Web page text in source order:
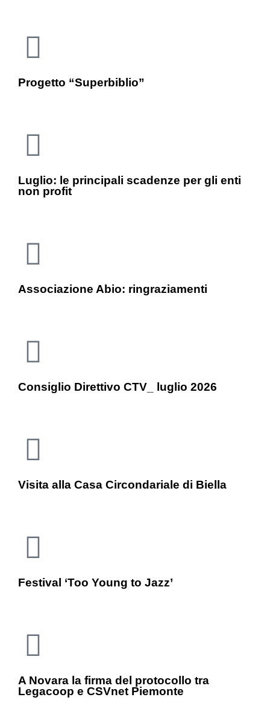
Progetto “Superbiblio”
Luglio: le principali scadenze per gli enti
non profit
Associazione Abio: ringraziamenti
Consiglio Direttivo CTV_ luglio 2026
Visita alla Casa Circondariale di Biella
Festival ‘Too Young to Jazz’
A Novara la firma del protocollo tra
Legacoop e CSVnet Piemonte